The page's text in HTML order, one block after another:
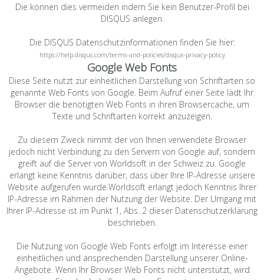
Die können dies vermeiden indem Sie kein Benutzer-Profil bei
DISQUS anlegen.
Die DISQUS Datenschutzinformationen finden Sie hier:
https://help.disqus.com/terms-and-policies/disqus-privacy-policy
Google Web Fonts
Diese Seite nutzt zur einheitlichen Darstellung von Schriftarten so
genannte Web Fonts von Google. Beim Aufruf einer Seite lädt Ihr
Browser die benötigten Web Fonts in ihren Browsercache, um
Texte und Schriftarten korrekt anzuzeigen.
Zu diesem Zweck nimmt der von Ihnen verwendete Browser
jedoch nicht Verbindung zu den Servern von Google auf, sondern
greift auf die Server von Worldsoft in der Schweiz zu. Google
erlangt keine Kenntnis darüber, dass über Ihre IP-Adresse unsere
Website aufgerufen wurde.Worldsoft erlangt jedoch Kenntnis Ihrer
IP-Adresse im Rahmen der Nutzung der Website. Der Umgang mit
Ihrer IP-Adresse ist im Punkt 1, Abs. 2 dieser Datenschutzerklärung
beschrieben.
Die Nutzung von Google Web Fonts erfolgt im Interesse einer
einheitlichen und ansprechenden Darstellung unserer Online-
Angebote. Wenn Ihr Browser Web Fonts nicht unterstützt, wird